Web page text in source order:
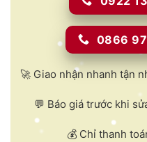
0866
🚀 Giao nhận nhanh tận
💬 Báo giá trước khi
💰 Chỉ thanh